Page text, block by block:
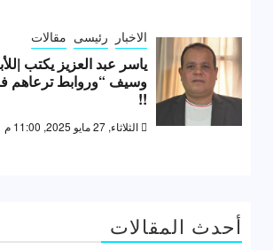
الاخبار رئيسى مقالات
ياسر عبد العزيز يكتب
وسيف “وروابط ترعاهم
!!
الثلاثاء, 27 مايو 2025, 11:00 م
أحدث المقالات